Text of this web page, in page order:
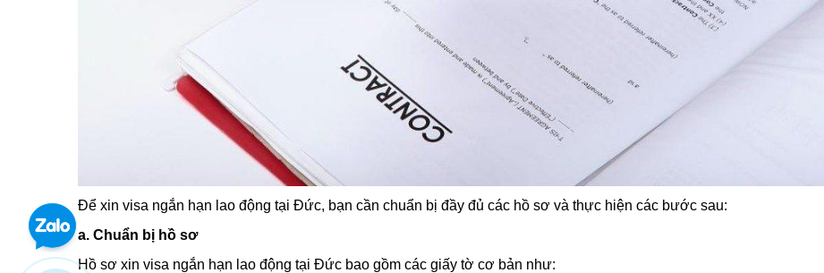
Để xin visa ngắn hạn lao động tại Đức, bạn cần chuẩn bị đầy đủ các hồ sơ và thực hiện các bước sau:
a. Chuẩn bị hồ sơ
Hồ sơ xin visa ngắn hạn lao động tại Đức bao gồm các giấy tờ cơ bản như: